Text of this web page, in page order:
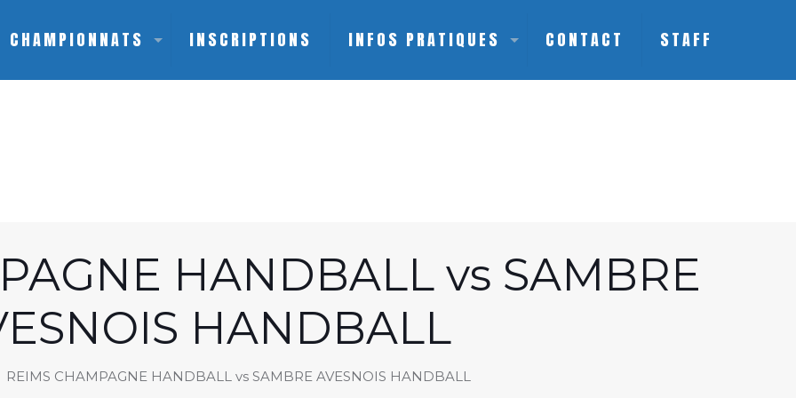
CHAMPIONNATS INSCRIPTIONS INFOS PRATIQUES CONTACT STAFF
HANDBALL vs SAMBRE
HANDBALL
REIMS CHAMPAGNE HANDBALL vs SAMBRE AVESNOIS HANDBALL